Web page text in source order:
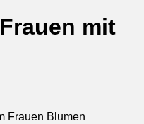
mit
Frauen Blumen